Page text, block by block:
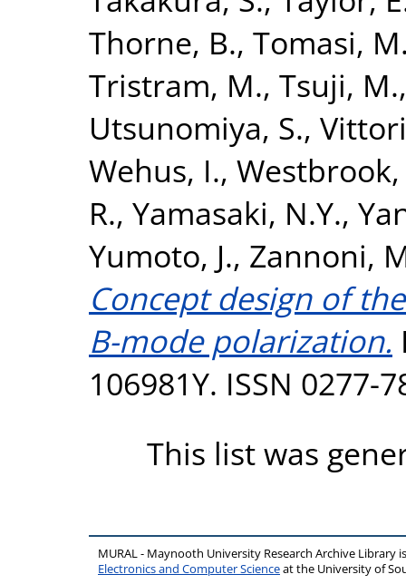
Thorne, B., Tomasi,
Tristram, M., Tsuji, M.
Utsunomiya, S.,
Wehus, I., Westbrook,
R., Yamasaki, N.Y.,
Yumoto, J., Zannoni,
Concept design of
B-mode polarization.
106981Y. ISSN 0277-
This list was
MURAL - Maynooth University Research Archive Library
Electronics and Computer Scienceat the University of